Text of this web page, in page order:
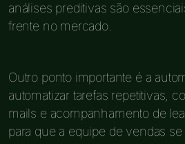
análises preditivas são
frente no mercado.
Outro ponto importante é a
automatizar tarefas repetitivas,
mails e acompanhamento de
para que a equipe de vendas